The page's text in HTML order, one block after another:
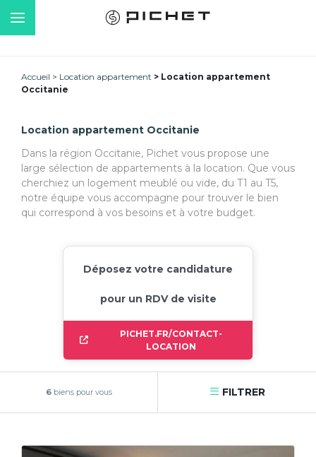
Accueil Location appartement
Location appartement
Occitanie
Location appartement Occitanie
Dans la région Occitanie, Pichet vous propose une
large sélection de appartements à la location. Que vous
cherchiez un logement meublé ou vide, du T1 au T5,
notre équipe vous accompagne pour trouver le bien
qui correspond à vos besoins et à votre budget.
Déposez votre candidature
pour un RDV de visite
PICHET.FR/CONTACT-
LOCATION
6biens pour vous FILTRER